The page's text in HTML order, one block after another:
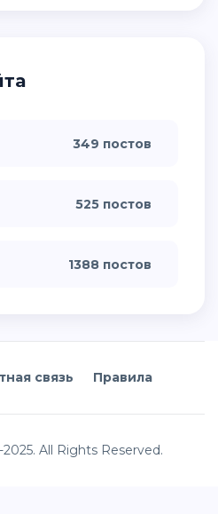
349 постов
525 постов
1388 постов
связь Правила
2025. All Rights Reserved.